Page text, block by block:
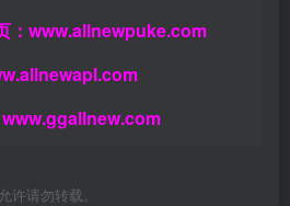
： www.allnewpuke.com
www.ggallnew.com
许请勿转载。